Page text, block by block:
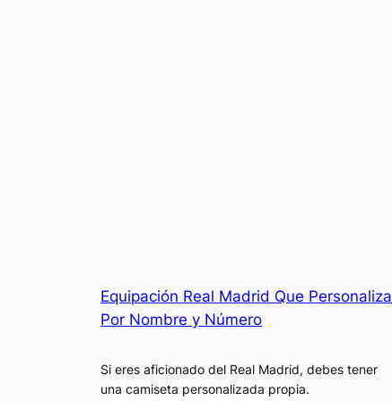
Equipación Real Madrid Que Personaliza
Por Nombre y Número
Si eres aficionado del Real Madrid, debes tener
una camiseta personalizada propia.